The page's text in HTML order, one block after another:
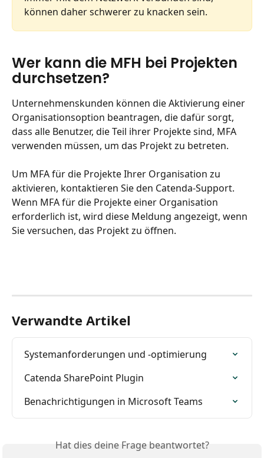
können daher schwerer zu knacken sein.
Wer kann die MFH bei Projekten
durchsetzen?
Unternehmenskunden können die Aktivierung einer
Organisationsoption beantragen, die dafür sorgt,
dass alle Benutzer, die Teil ihrer Projekte sind, MFA
verwenden müssen, um das Projekt zu betreten.
Um MFA für die Projekte Ihrer Organisation zu
aktivieren, kontaktieren Sie den Catenda-Support.
Wenn MFA für die Projekte einer Organisation
erforderlich ist, wird diese Meldung angezeigt, wenn
Sie versuchen, das Projekt zu öffnen.
Verwandte Artikel
Systemanforderungen und -optimierung
Catenda SharePoint Plugin
Benachrichtigungen in Microsoft Teams
Hat dies deine Frage beantwortet?